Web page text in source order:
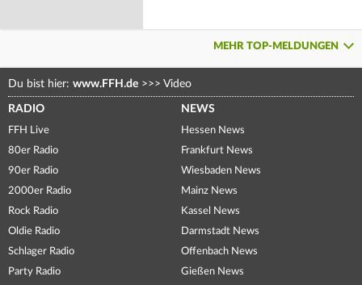
MEHR TOP-MELDUNGEN
Du bist hier: www.FFH.de >>> Video
RADIO
FFH Live
80er Radio
90er Radio
2000er Radio
Rock Radio
Oldie Radio
Schlager Radio
Party Radio
NEWS
Hessen News
Frankfurt News
Wiesbaden News
Mainz News
Kassel News
Darmstadt News
Offenbach News
Gießen News